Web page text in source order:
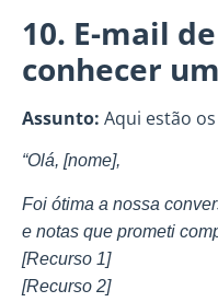
10. E-mail
conhecer
Assunto: Aqui estão
“Olá, [nome],
Foi ótima a nossa
e notas que prometi
[Recurso 1]
[Recurso 2]